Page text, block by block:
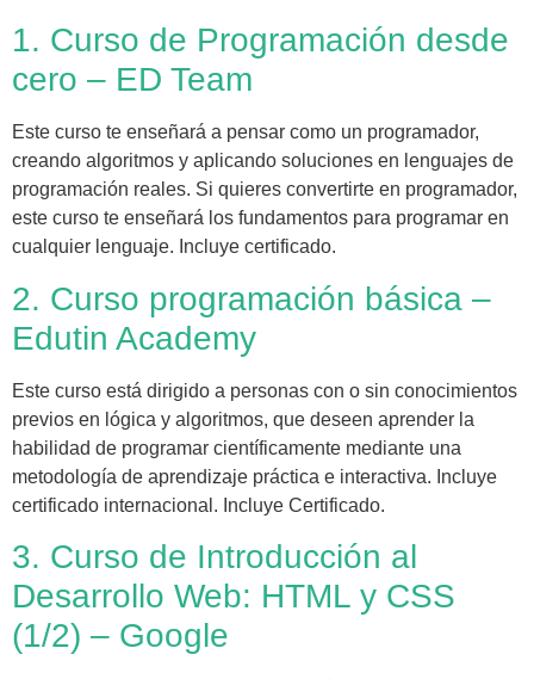
1. Curso de Programación desde
cero – ED Team
Este curso te enseñará a pensar como un programador,
creando algoritmos y aplicando soluciones en lenguajes de
programación reales. Si quieres convertirte en programador,
este curso te enseñará los fundamentos para programar en
cualquier lenguaje. Incluye certificado.
2. Curso programación básica –
Edutin Academy
Este curso está dirigido a personas con o sin conocimientos
previos en lógica y algoritmos, que deseen aprender la
habilidad de programar científicamente mediante una
metodología de aprendizaje práctica e interactiva. Incluye
certificado internacional. Incluye Certificado.
3. Curso de Introducción al
Desarrollo Web: HTML y CSS
(1/2) – Google